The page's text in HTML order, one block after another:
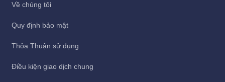
Về chúng tôi
Quy định bảo mật
Thỏa Thuận sử dụng
Điều kiện giao dịch chung